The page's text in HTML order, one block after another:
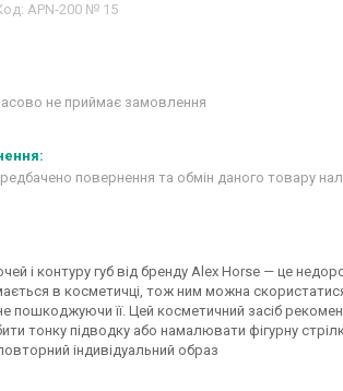
APN-200 № 15
не приймає замовлення
повернення та обмін даного товару
і контуру губ від бренду Alex Horse — це
в косметичці, тож ним можна
пошкоджуючи її. Цей косметичний засіб
тонку підводку або намалювати фігурну
індивідуальний образ